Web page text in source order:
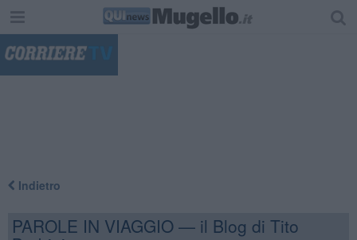
Indietro
PAROLE IN VIAGGIO — il Blog di Tito